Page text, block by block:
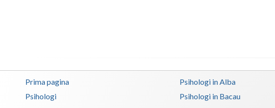
Prima pagina
Psihologi
Psihologi in Alba
Psihologi in Bacau